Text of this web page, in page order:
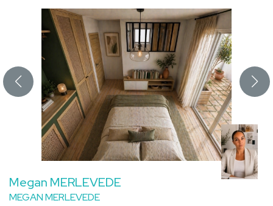
Megan MERLEVEDE
MEGAN MERLEVEDE